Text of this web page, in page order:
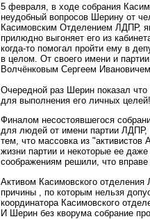
5 февраля, в ходе собрания
неудобный вопросов Шерину от
Касимовским Отделением ЛДПР,
прилюдно выгоняет его из
когда-то помогал пройти ему в
в целом. От своего имени и
Волчёнковым Сергеем Ивановичем.
Очередной раз Шерин показал
для выполнения его личных целей!
Финалом несостоявшегося
для людей от имени партии ЛДПР,
тем, что массовка из
жизни партии и некоторые ее
соображениям решили, что
Активом Касимовского
причины , по которым нельзя
координатора Касимовского
И Шерин без кворума собрание